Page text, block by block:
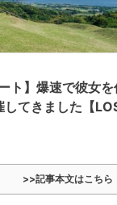
ト】爆速で彼女
てきました【
>>記事本文はこちら